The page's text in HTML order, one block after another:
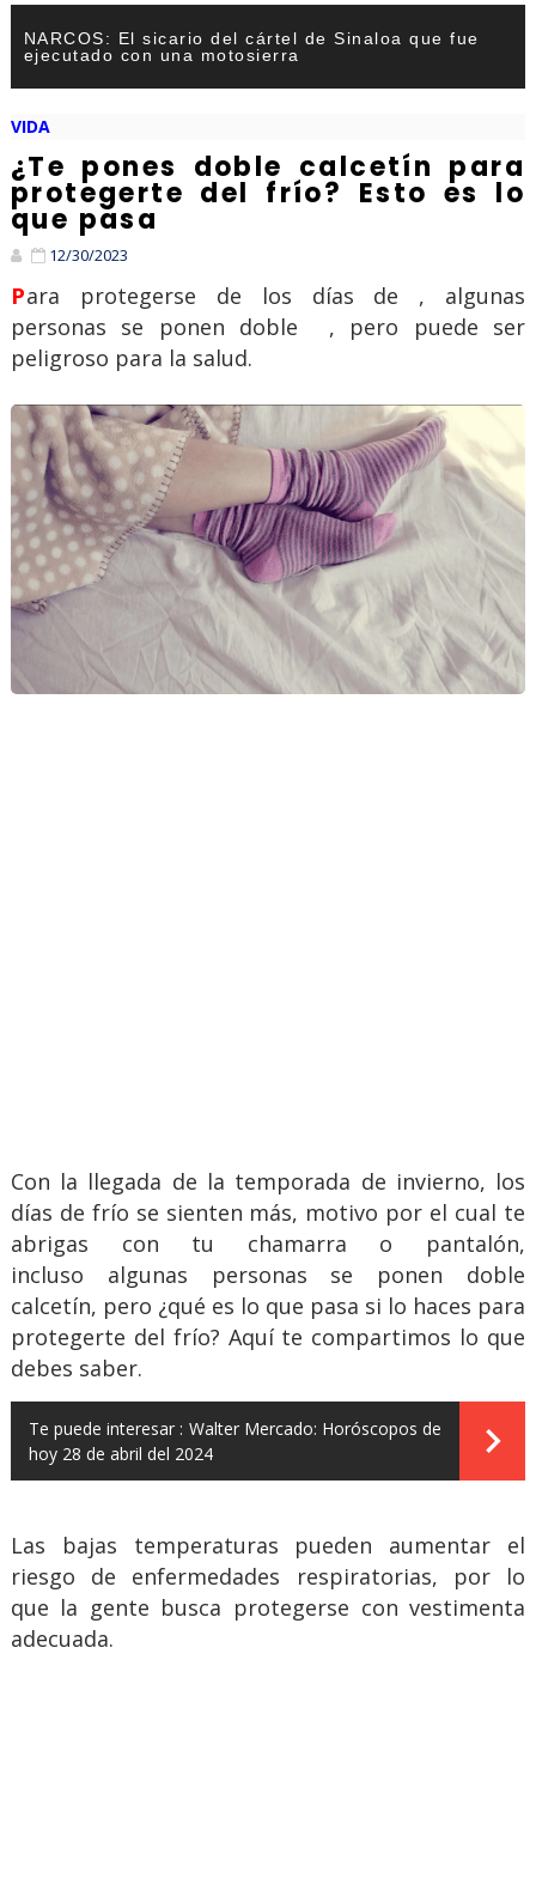
NARCOS: El sicario del cártel de Sinaloa que fue
ejecutado con una motosierra
VIDA
¿Te pones doble calcetín para
protegerte del frío? Esto es lo
que pasa
12/30/2023
Para protegerse de los días de , algunas
personas se ponen doble , pero puede ser
peligroso para la salud.
Con la llegada de la temporada de invierno, los
días de frío se sienten más, motivo por el cual te
abrigas con tu chamarra o pantalón,
incluso algunas personas se ponen doble
calcetín, pero ¿qué es lo que pasa si lo haces para
protegerte del frío? Aquí te compartimos lo que
debes saber.
Te puede interesar : Walter Mercado: Horóscopos de
hoy 28 de abril del 2024
Las bajas temperaturas pueden aumentar el
riesgo de enfermedades respiratorias, por lo
que la gente busca protegerse con vestimenta
adecuada.